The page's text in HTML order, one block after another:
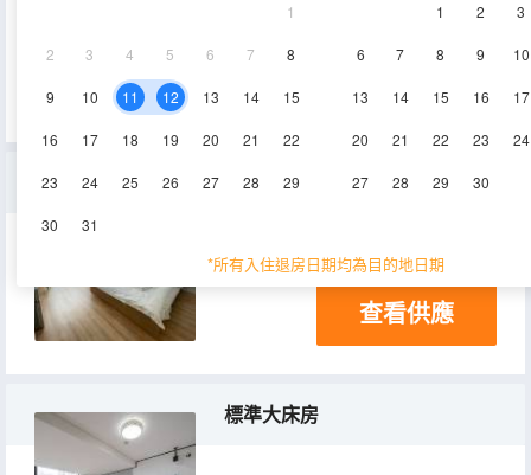
1
2 3 4 5 6 7 8
9 10 11 12 13 14 15
16 17 18 19 20 21 22
23 24 25 26 27 28 29
30 31
1
2 3
6 7 8 9 10
13 14 15 16 17
20 21 22 23 24
27 28 29 30
*所有入住退房日期均為目的地日期
空調
豪華大床房
42㎡ 7層 空調
查看供應
標準大床房